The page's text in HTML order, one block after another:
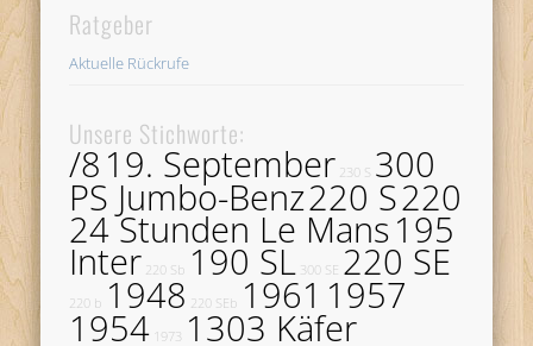
Ratgeber
Aktuelle Rückrufe
Unsere Stichworte:
/8 19. September 230 S 300
PS Jumbo-Benz220 S220
24 Stunden Le Mans195
Inter 220 Sb 190 SL 300 SE 220 SE
220 b 1948 220 SEb 1961 1957
1954 1973 1303 Käfer